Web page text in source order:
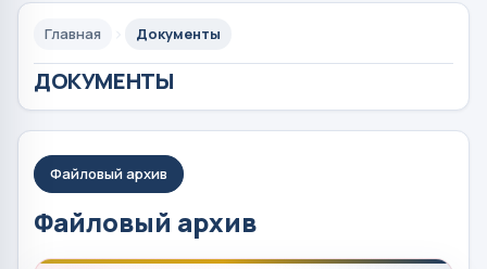
Главная Документы
ДОКУМЕНТЫ
Файловый архив
Файловый архив